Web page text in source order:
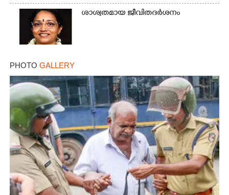
ശാശ്വതമായ ജീവിതദർശനം
PHOTO GALLERY